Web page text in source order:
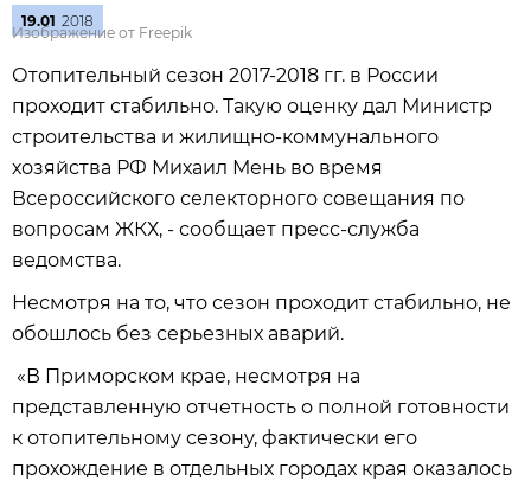
19.01 2018
Изображение от Freepik
Отопительный сезон 2017-2018 гг. в России
проходит стабильно. Такую оценку дал Министр
строительства и жилищно-коммунального
хозяйства РФ Михаил Мень во время
Всероссийского селекторного совещания по
вопросам ЖКХ, - сообщает пресс-служба
ведомства.
Несмотря на то, что сезон проходит стабильно, не
обошлось без серьезных аварий.
«В Приморском крае, несмотря на
представленную отчетность о полной готовности
к отопительному сезону, фактически его
прохождение в отдельных городах края оказалось